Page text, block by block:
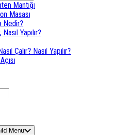
Mantığı
Masası
Nedir?
Yapılır?
Çalır? Nasıl Yapılır?
Menu